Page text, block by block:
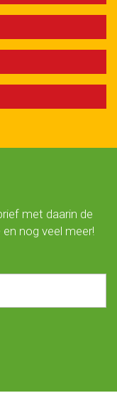
met daarin de
nog veel meer!